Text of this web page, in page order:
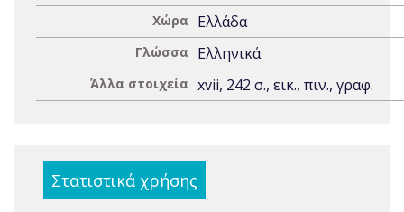
Χώρα Ελλάδα
Γλώσσα Ελληνικά
Άλλα στοιχεία xvii, 242 σ., εικ., πιν., γραφ.
Στατιστικά χρήσης